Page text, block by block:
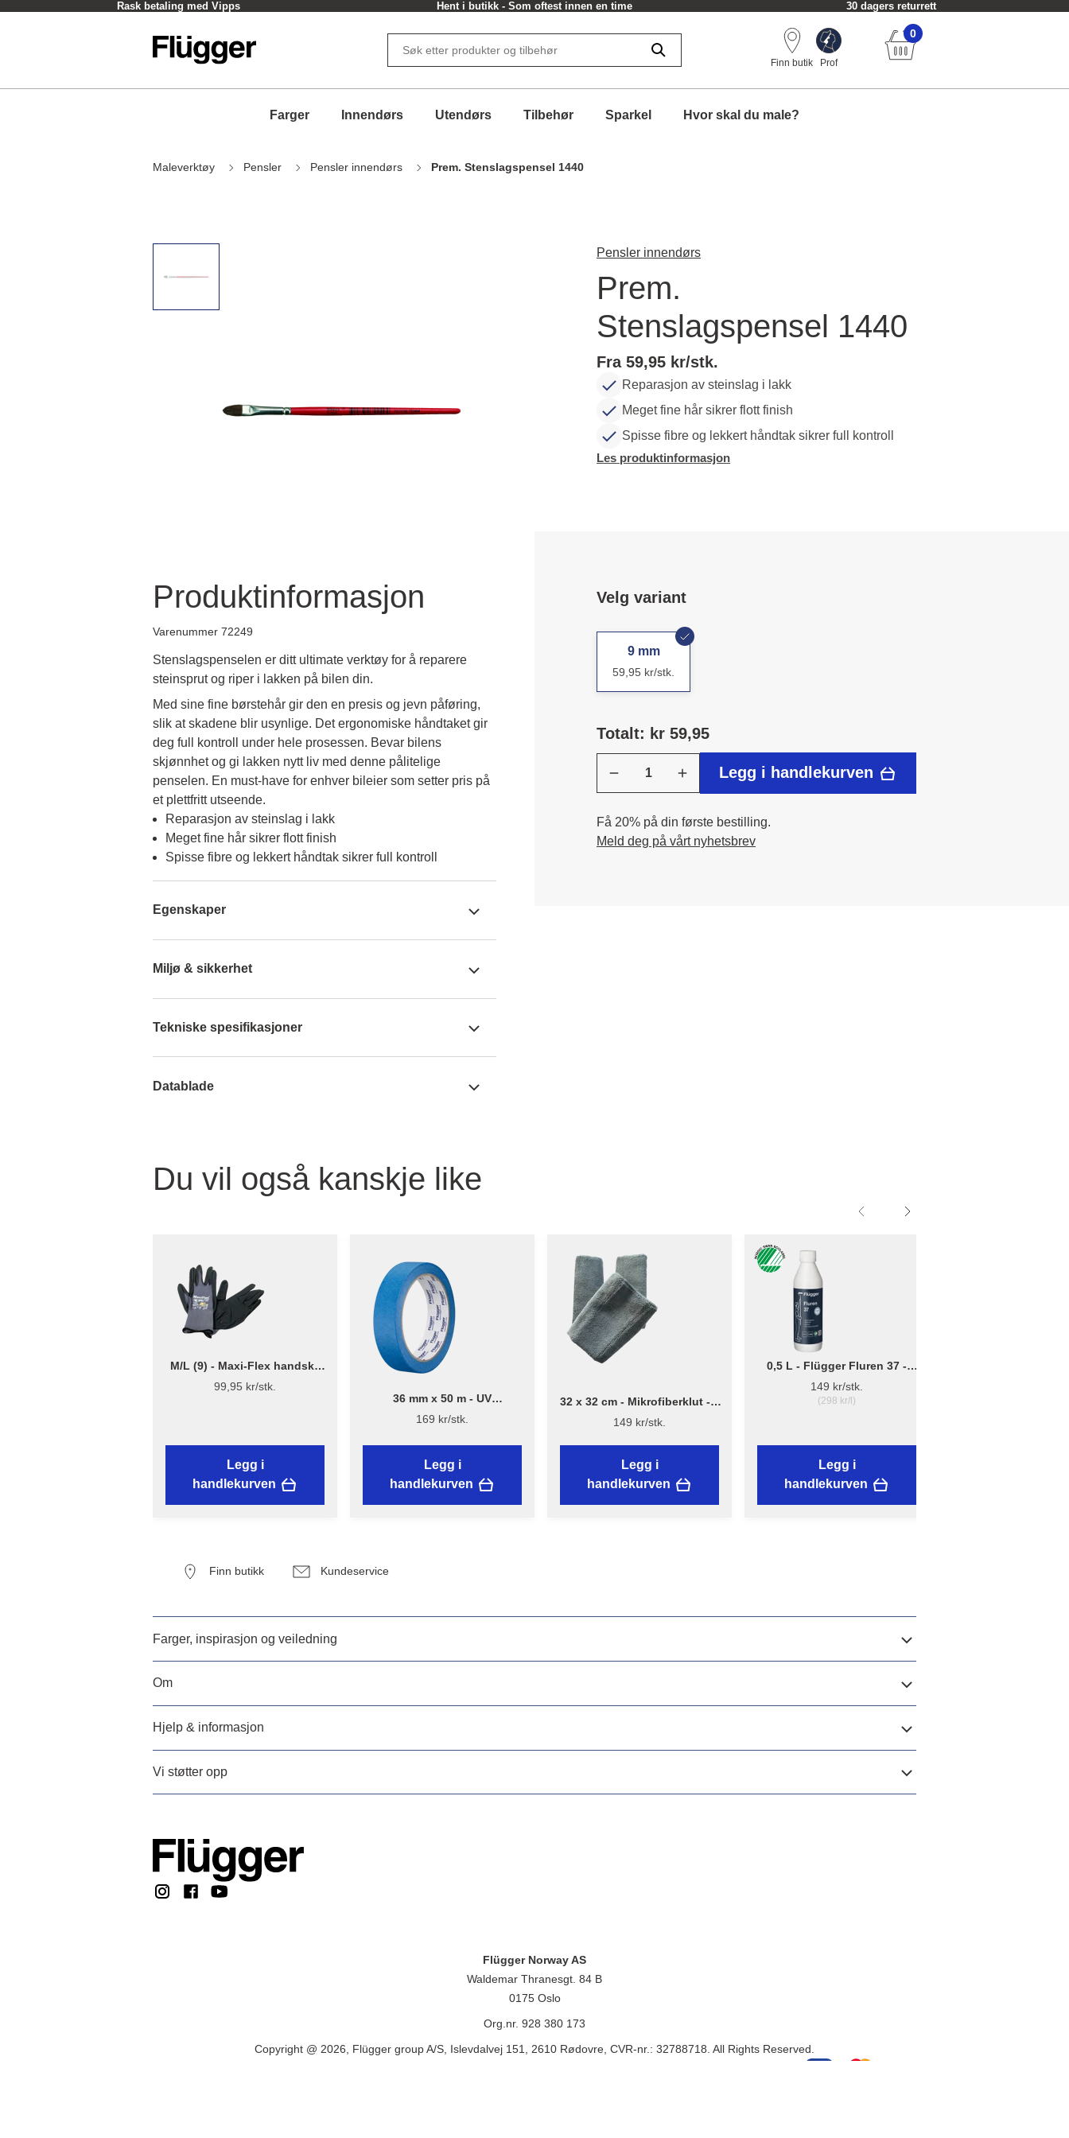
Rask betaling med Vipps Hent i butikk - Som oftest innen en time 30 dagers returrett
Finn butik Prof
0
Farger Innendørs Utendørs Tilbehør Sparkel Hvor skal du male?
Maleverktøy Pensler Pensler innendørs Prem. Stenslagspensel 1440
Produktinformasjon
Varenummer 72249
Stenslagspenselen er ditt ultimate verktøy for å reparere
steinsprut og riper i lakken på bilen din.
Med sine fine børstehår gir den en presis og jevn påføring,
slik at skadene blir usynlige. Det ergonomiske håndtaket gir
deg full kontroll under hele prosessen. Bevar bilens
skjønnhet og gi lakken nytt liv med denne pålitelige
penselen. En must-have for enhver bileier som setter pris på
et plettfritt utseende.
Reparasjon av steinslag i lakk
Meget fine hår sikrer flott finish
Spisse fibre og lekkert håndtak sikrer full kontroll
Egenskaper
Miljø & sikkerhet
Tekniske spesifikasjoner
Datablade
Pensler innendørs
Prem.
Stenslagspensel 1440
Fra 59,95 kr/stk.
Reparasjon av steinslag i lakk
Meget fine hår sikrer flott finish
Spisse fibre og lekkert håndtak sikrer full kontroll
Les produktinformasjon
Velg variant
9 mm
59,95 kr/stk.
Totalt: kr 59,95
Legg i handlekurven
Få 20% på din første bestilling.
Meld deg på vårt nyhetsbrev
Du vil også kanskje like
M/L (9) - Maxi-Flex handske
model 42-874
99,95 kr/stk.
Legg i
handlekurven
36 mm x 50 m - UV
maskeringstejp - Flügger
169 kr/stk.
Legg i
handlekurven
32 x 32 cm - Mikrofiberklut - 3
stk
149 kr/stk.
Legg i
handlekurven
0,5 L - Flügger Fluren 37 -
Grunnrengjøring
149 kr/stk.
(298 kr/l)
Legg i
handlekurven
Finn butikk Kundeservice
Farger, inspirasjon og veiledning
Om
Hjelp & informasjon
Vi støtter opp
Flügger Norway AS
Waldemar Thranesgt. 84 B
0175 Oslo
Org.nr. 928 380 173
Copyright @ 2026, Flügger group A/S, Islevdalvej 151, 2610 Rødovre, CVR-nr.: 32788718. All Rights Reserved.